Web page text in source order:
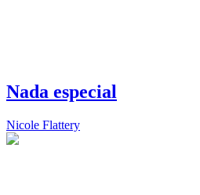
Nada especial
Nicole Flattery